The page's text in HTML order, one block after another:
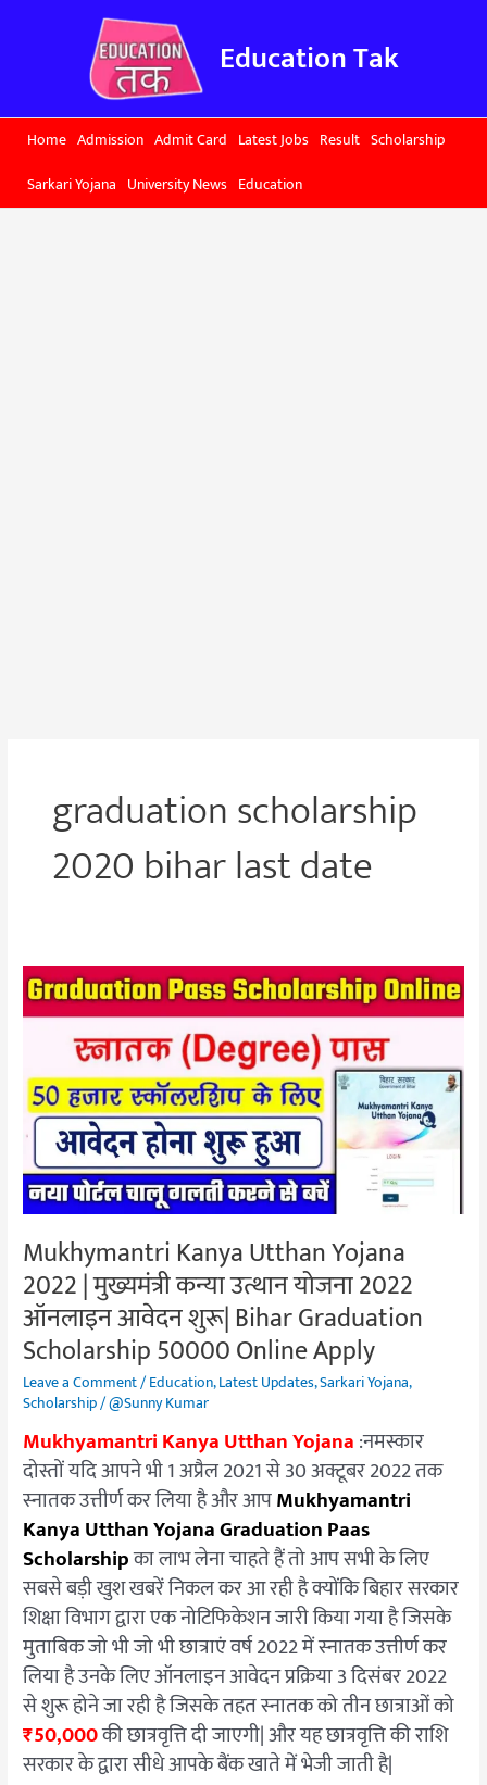
Education Tak
Home Admission Admit Card Latest Jobs Result Scholarship
Sarkari Yojana University News Education
graduation scholarship
2020 bihar last date
Mukhymantri Kanya Utthan Yojana
2022 | मुख्यमंत्री कन्या उत्थान योजना 2022
ऑनलाइन आवेदन शुरू| Bihar Graduation
Scholarship 50000 Online Apply
Leave a Comment/Education,Latest Updates,Sarkari Yojana,
Scholarship/@Sunny Kumar
Mukhyamantri Kanya Utthan Yojana:नमस्कार
दोस्तों यदि आपने भी 1 अप्रैल 2021 से 30 अक्टूबर 2022 तक
स्नातक उत्तीर्ण कर लिया है और आपMukhyamantri
Kanya Utthan Yojana Graduation Paas
Scholarshipका लाभ लेना चाहते हैं तो आप सभी के लिए
सबसे बड़ी खुश खबरें निकल कर आ रही है क्योंकि बिहार सरकार
शिक्षा विभाग द्वारा एक नोटिफिकेशन जारी किया गया है जिसके
मुताबिक जो भी जो भी छात्राएं वर्ष 2022 में स्नातक उत्तीर्ण कर
लिया है उनके लिए ऑनलाइन आवेदन प्रक्रिया 3 दिसंबर 2022
से शुरू होने जा रही है जिसके तहत स्नातक को तीन छात्राओं को
₹50,000की छात्रवृत्ति दी जाएगी| और यह छात्रवृत्ति की राशि
सरकार के द्वारा सीधे आपके बैंक खाते में भेजी जाती है|
Mukhymantri
Kanya
2022
मुख्यमंत्री
कन्या
उत्थान
2022
ऑनलाइन
आवेदन
शुरू|
Bihar
Graduation
Scholarship
50000
Online
Apply